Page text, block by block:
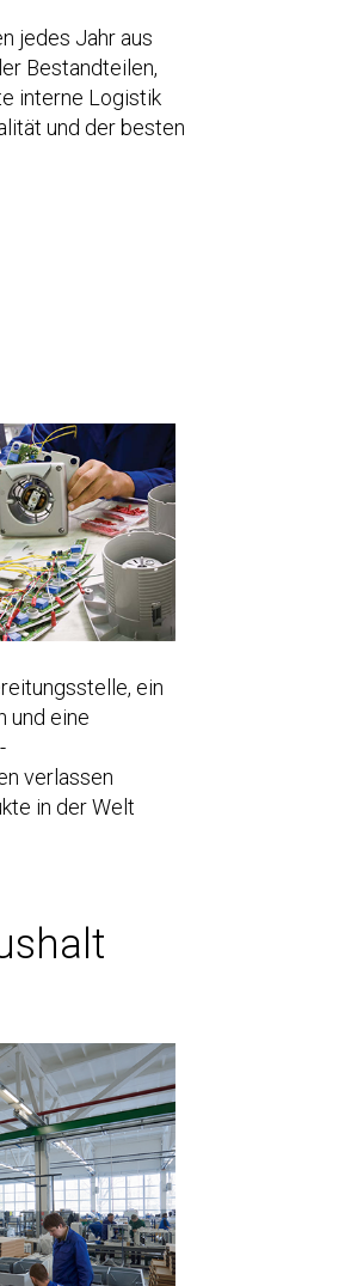
jedes Jahr aus
Bestandteilen,
interne Logistik
und der besten
ein
und eine
verlassen
in der Welt